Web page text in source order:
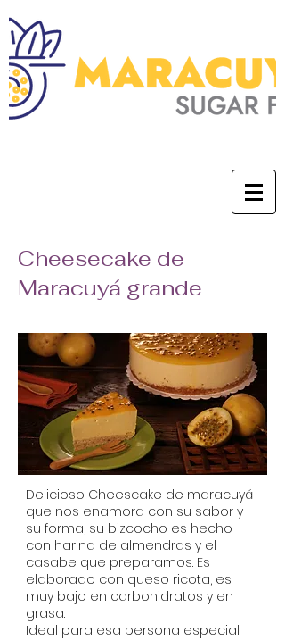
Cheesecake de
Maracuyá grande
Delicioso Cheescake de maracuyá
que nos enamora con su sabor y
su forma, su bizcocho es hecho
con harina de almendras y el
casabe que preparamos. Es
elaborado con queso ricota, es
muy bajo en carbohidratos y en
grasa.
Ideal para esa persona especial.